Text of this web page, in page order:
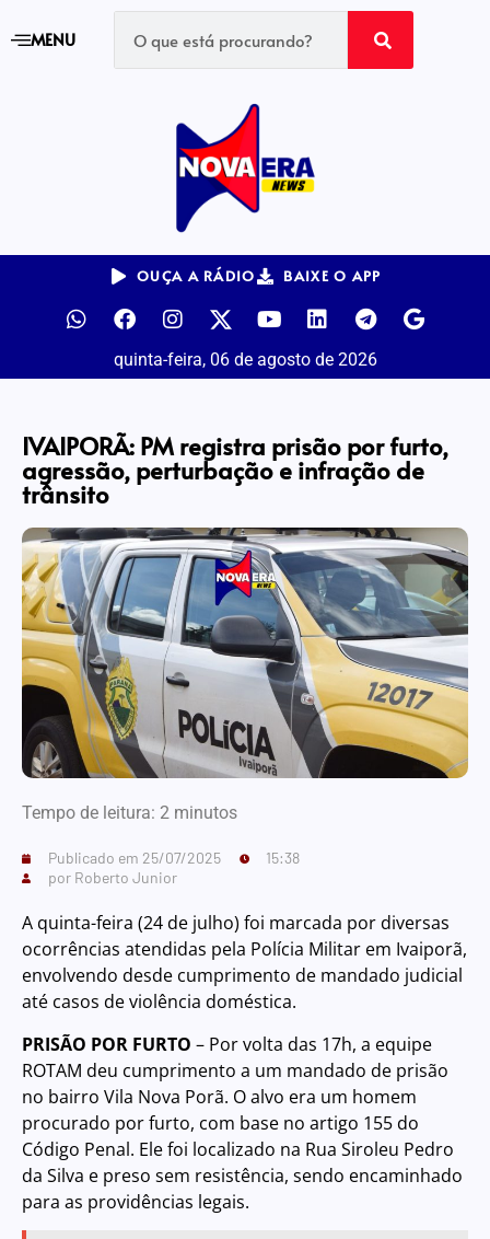
MENU
OUÇA A RÁDIO BAIXE O APP
quinta-feira, 06 de agosto de 2026
IVAIPORÃ: PM registra prisão por furto,
agressão, perturbação e infração de
trânsito
Tempo de leitura: 2 minutos
Publicado em 25/07/2025
15:38
por Roberto Junior
A quinta-feira (24 de julho) foi marcada por diversas
ocorrências atendidas pela Polícia Militar em Ivaiporã,
envolvendo desde cumprimento de mandado judicial
até casos de violência doméstica.
PRISÃO POR FURTO – Por volta das 17h, a equipe
ROTAM deu cumprimento a um mandado de prisão
no bairro Vila Nova Porã. O alvo era um homem
procurado por furto, com base no artigo 155 do
Código Penal. Ele foi localizado na Rua Siroleu Pedro
da Silva e preso sem resistência, sendo encaminhado
para as providências legais.